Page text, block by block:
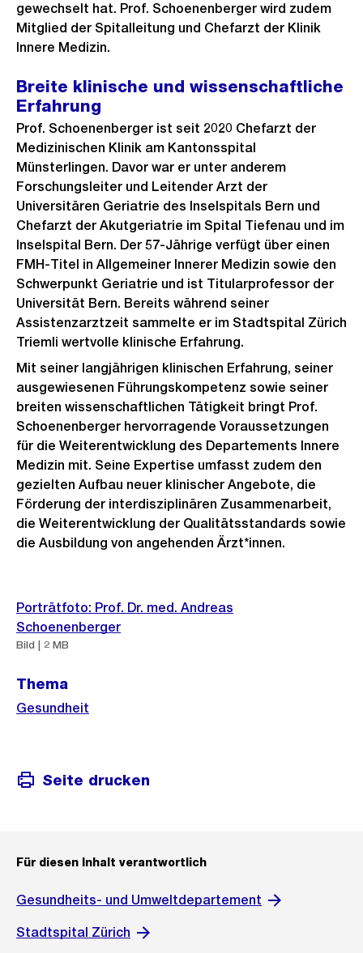
gewechselt hat. Prof. Schoenenberger wird zudem
Mitglied der Spitalleitung und Chefarzt der Klinik
Innere Medizin.
Breite klinische und wissenschaftliche
Erfahrung
Prof. Schoenenberger ist seit 2020 Chefarzt der
Medizinischen Klinik am Kantonsspital
Münsterlingen. Davor war er unter anderem
Forschungsleiter und Leitender Arzt der
Universitären Geriatrie des Inselspitals Bern und
Chefarzt der Akutgeriatrie im Spital Tiefenau und im
Inselspital Bern. Der 57-Jährige verfügt über einen
FMH-Titel in Allgemeiner Innerer Medizin sowie den
Schwerpunkt Geriatrie und ist Titularprofessor der
Universität Bern. Bereits während seiner
Assistenzarztzeit sammelte er im Stadtspital Zürich
Triemli wertvolle klinische Erfahrung.
Mit seiner langjährigen klinischen Erfahrung, seiner
ausgewiesenen Führungskompetenz sowie seiner
breiten wissenschaftlichen Tätigkeit bringt Prof.
Schoenenberger hervorragende Voraussetzungen
für die Weiterentwicklung des Departements Innere
Medizin mit. Seine Expertise umfasst zudem den
gezielten Aufbau neuer klinischer Angebote, die
Förderung der interdisziplinären Zusammenarbeit,
die Weiterentwicklung der Qualitätsstandards sowie
die Ausbildung von angehenden Ärzt*innen.
Weitere
Informationen
Porträtfoto: Prof. Dr. med. Andreas
Schoenenberger
Bild | 2 MB
Thema
Gesundheit
Seite drucken
Für diesen Inhalt verantwortlich
Gesundheits- und Umweltdepartement
Stadtspital Zürich